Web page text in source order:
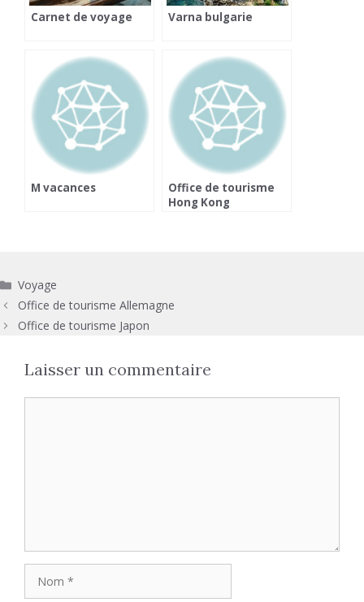
Carnet de voyage Varna bulgarie
M vacances
Office de tourisme
Hong Kong
Catégories
Voyage
Office de tourisme Allemagne
Office de tourisme Japon
Laisser un commentaire